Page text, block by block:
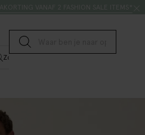
Submit search
Zoeken